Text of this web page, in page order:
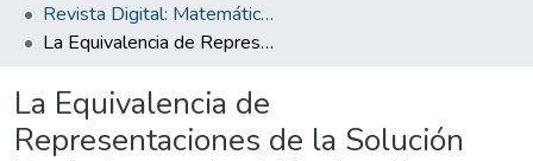
Revista Digital: Matemática, Educación e Internet
La Equivalencia de Representaciones de la Solución Particular por los Métodos de Reducción de Orden y Variación de Parámetros
La Equivalencia de
Representaciones de la Solución